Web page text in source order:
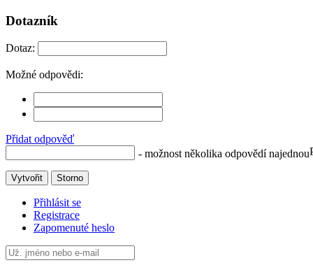
Dotazník
Dotaz:
Možné odpovědi:
Přidat odpověď
- možnost několika odpovědí najednou
Vytvořit Storno
Přihlásit se
Registrace
Zapomenuté heslo